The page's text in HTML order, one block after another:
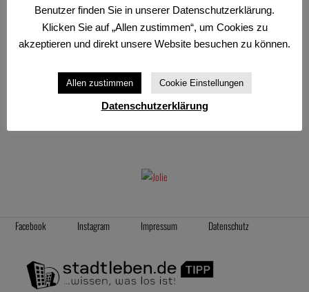
Offizielles Zertifikat für Exzellenz 2022
von Sluurpy
Wir freuen uns, dass Jolie dasoffizielle Zertifikat für Exzellenz 2022von Sluurpy
erhalten hat! Weitere Informationen erhalten Sie durch einen Klick auf das unten
stehende Zertifikat.
Facebook Instagram Impressum Datenschutz
Benutzer finden Sie in unserer Datenschutzerklärung.
Klicken Sie auf „Allen zustimmen“, um Cookies zu
akzeptieren und direkt unsere Website besuchen zu können.
Allen zustimmen Cookie Einstellungen
Datenschutzerklärung